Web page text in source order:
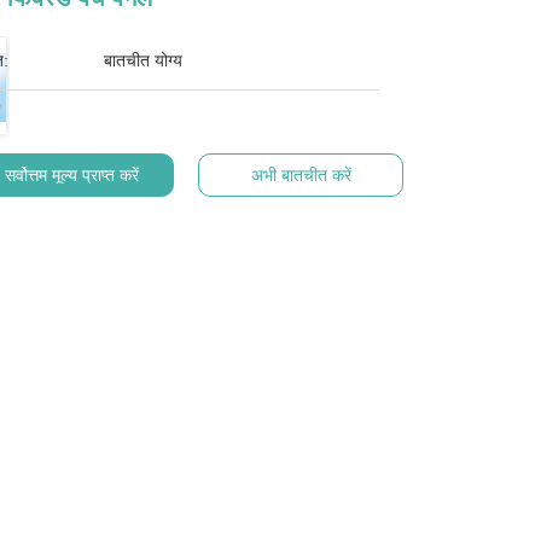
बातचीत योग्य
सर्वोत्तम मूल्य प्राप्त करें अभी बातचीत करें